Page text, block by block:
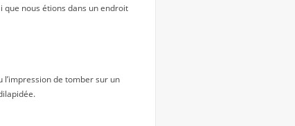
que nous étions dans un endroit
l’impression de tomber sur un